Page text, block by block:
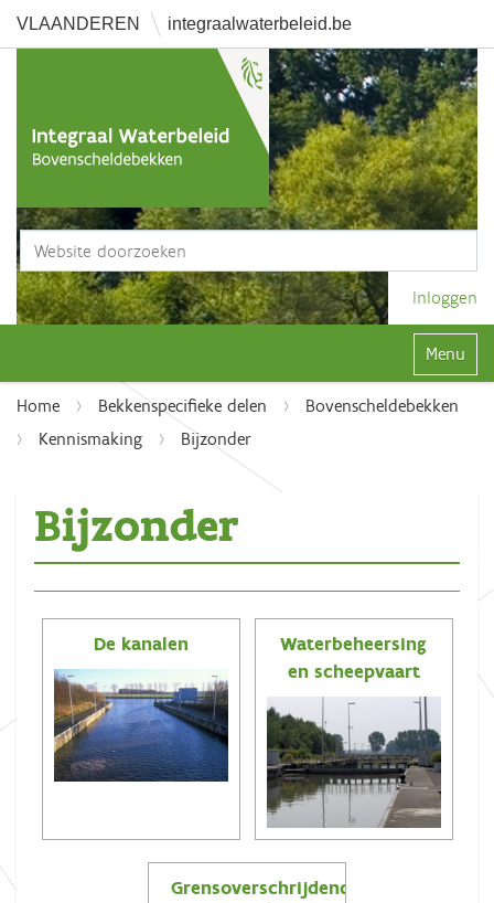
VLAANDEREN integraalwaterbeleid.be
Zoek
Geavanceerd zoeken...
Inloggen
Klap
Home Bekkenspecifieke delen
Bovenscheldebekken
Kennismaking
Bijzonder
Bijzonder
De kanalen
Waterbeheersing
en scheepvaart
Grensoverschrijdende